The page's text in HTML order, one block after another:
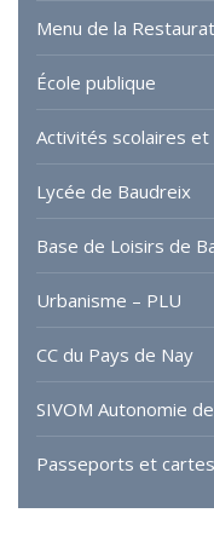
Menu de la
École publique
Activités scolaires
Lycée de Baudreix
Base de Loisirs de
Urbanisme – PLU
CC du Pays de Nay
SIVOM Autonomie
Passeports et